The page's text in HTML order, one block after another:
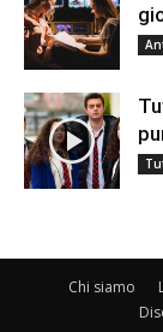
Chi siamo